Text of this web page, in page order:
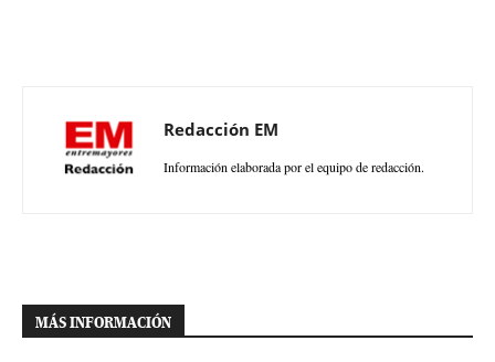
Redacción EM
Información elaborada por el equipo de redacción.
MÁS INFORMACIÓN